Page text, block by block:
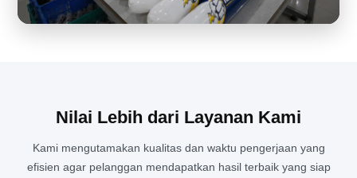
Nilai Lebih dari Layanan Kami
Kami mengutamakan kualitas dan waktu pengerjaan yang
efisien agar pelanggan mendapatkan hasil terbaik yang siap